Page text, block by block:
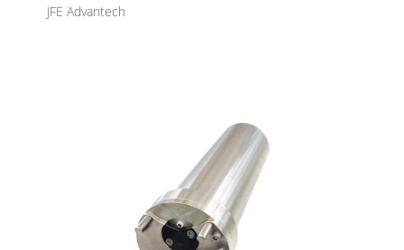
JFE Advantech